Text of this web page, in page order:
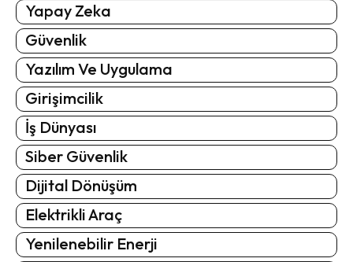
Yapay Zeka
Güvenlik
Yazılım Ve Uygulama
Girişimcilik
İş Dünyası
Siber Güvenlik
Dijital Dönüşüm
Elektrikli Araç
Yenilenebilir Enerji